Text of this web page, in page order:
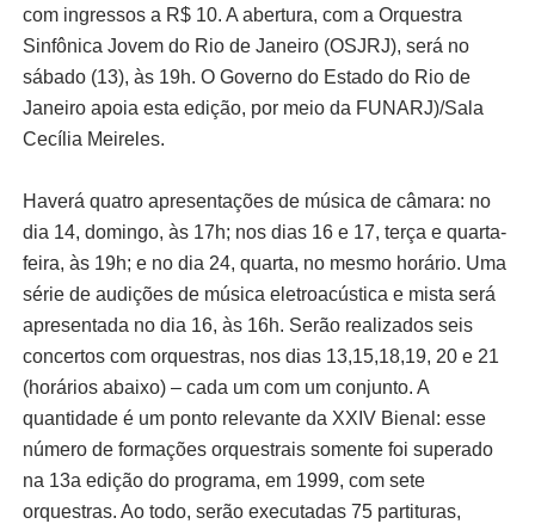
com ingressos a R$ 10. A abertura, com a Orquestra
Sinfônica Jovem do Rio de Janeiro (OSJRJ), será no
sábado (13), às 19h. O Governo do Estado do Rio de
Janeiro apoia esta edição, por meio da FUNARJ)/Sala
Cecília Meireles.
Haverá quatro apresentações de música de câmara: no
dia 14, domingo, às 17h; nos dias 16 e 17, terça e quarta-
feira, às 19h; e no dia 24, quarta, no mesmo horário. Uma
série de audições de música eletroacústica e mista será
apresentada no dia 16, às 16h. Serão realizados seis
concertos com orquestras, nos dias 13,15,18,19, 20 e 21
(horários abaixo) – cada um com um conjunto. A
quantidade é um ponto relevante da XXIV Bienal: esse
número de formações orquestrais somente foi superado
na 13a edição do programa, em 1999, com sete
orquestras. Ao todo, serão executadas 75 partituras,